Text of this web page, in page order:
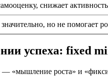
снижает активность
но не помогает
успеха: fixed
— «мышление роста» и